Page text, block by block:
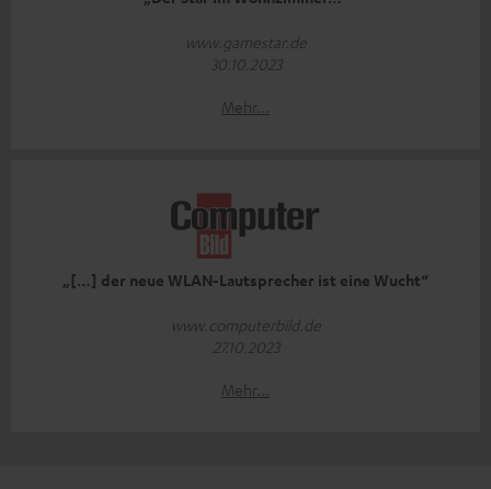
www.gamestar.de
30.10.2023
Mehr...
„[…] der neue WLAN-Lautsprecher ist eine Wucht“
www.computerbild.de
27.10.2023
Mehr...